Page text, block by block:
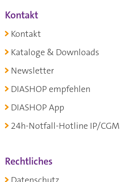
Kontakt
Kontakt
Kataloge & Downloads
Newsletter
DIASHOP empfehlen
DIASHOP App
24h-Notfall-Hotline IP/CGM
Rechtliches